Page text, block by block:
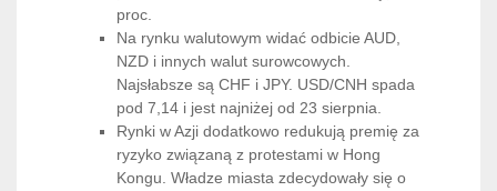
proc.
Na rynku walutowym widać odbicie AUD,
NZD i innych walut surowcowych.
Najsłabsze są CHF i JPY. USD/CNH spada
pod 7,14 i jest najniżej od 23 sierpnia.
Rynki w Azji dodatkowo redukują premię za
ryzyko związaną z protestami w Hong
Kongu. Władze miasta zdecydowały się o